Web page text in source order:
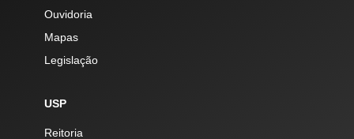
Ouvidoria
Mapas
Legislação
USP
Reitoria